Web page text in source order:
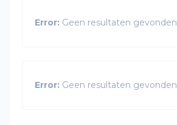
Error: Geen resultaten gevonden
Error: Geen resultaten gevonden